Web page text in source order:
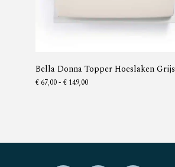
Bella Donna Topper Hoeslaken Grijs
€ 67,00- €149,00